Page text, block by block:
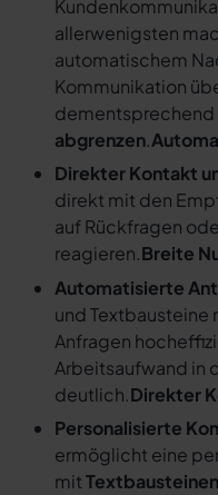
allerwenigsten
automatischem
Kommunikation
dementsprechend
abgrenzen.
Direkter Kontakt
direkt mit den
auf Rückfragen
reagieren.Breite
Automatisierte
und Textbausteine
Anfragen
Arbeitsaufwand in
deutlich.Direkter
Personalisierte
ermöglicht eine
mitTextbausteinen